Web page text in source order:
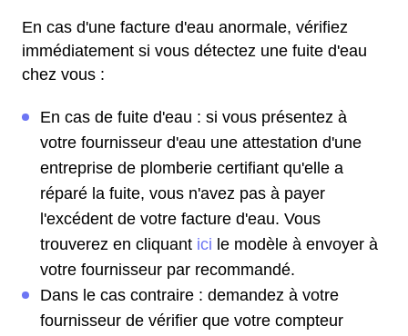
En cas d'une facture d'eau anormale, vérifiez
immédiatement si vous détectez une fuite d'eau
chez vous :
En cas de fuite d'eau : si vous présentez à
votre fournisseur d'eau une attestation d'une
entreprise de plomberie certifiant qu'elle a
réparé la fuite, vous n'avez pas à payer
l'excédent de votre facture d'eau. Vous
trouverez en cliquant ici le modèle à envoyer à
votre fournisseur par recommandé.
Dans le cas contraire : demandez à votre
fournisseur de vérifier que votre compteur